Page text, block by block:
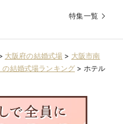
場のご見学、フレン
特集一覧
大阪府の結婚式場 > 大阪市南
の結婚式場ランキング > ホテル